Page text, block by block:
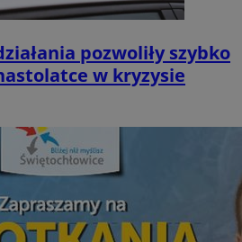
pozwoliły szybko
w kryzysie